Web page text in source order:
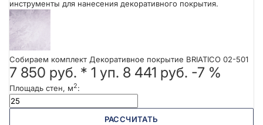
инструменты для нанесения декоративного покрытия.
Собираем комплект Декоративное покрытие BRIATICO 02-501
7 850 руб. * 1 уп. 8 441 руб. -7 %
Площадь стен, м2:
РАССЧИТАТЬ